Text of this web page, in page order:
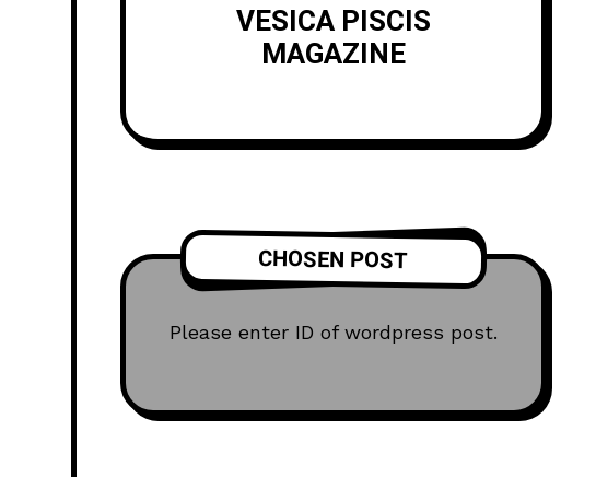
VESICA PISCIS
MAGAZINE
CHOSEN POST
Please enter ID of wordpress post.